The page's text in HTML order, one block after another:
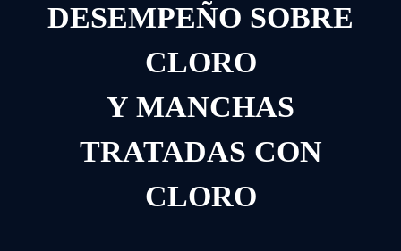
DESEMPEÑO SOBRE
CLORO
Y MANCHAS
TRATADAS CON
CLORO